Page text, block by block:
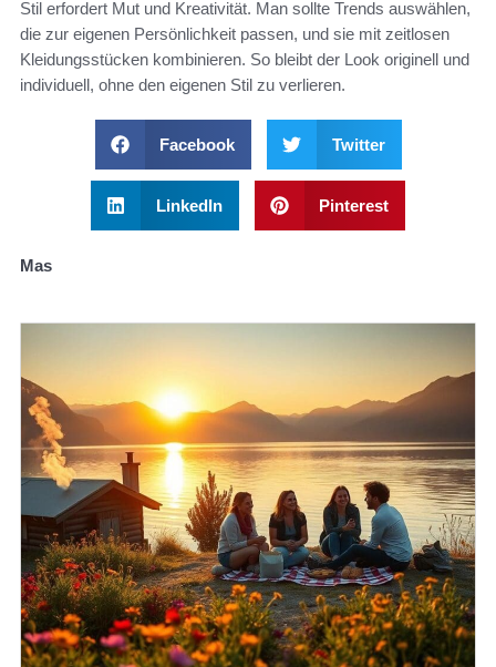
Stil erfordert Mut und Kreativität. Man sollte Trends auswählen,
die zur eigenen Persönlichkeit passen, und sie mit zeitlosen
Kleidungsstücken kombinieren. So bleibt der Look originell und
individuell, ohne den eigenen Stil zu verlieren.
Facebook Twitter
LinkedIn Pinterest
Mas